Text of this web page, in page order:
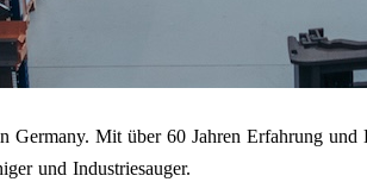
Germany. Mit über 60 Jahren Erfahrung
und Industriesauger.